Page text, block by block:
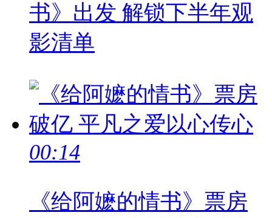
书》出发 解锁下半年观
影清单
00:14
《给阿嬷的情书》票房